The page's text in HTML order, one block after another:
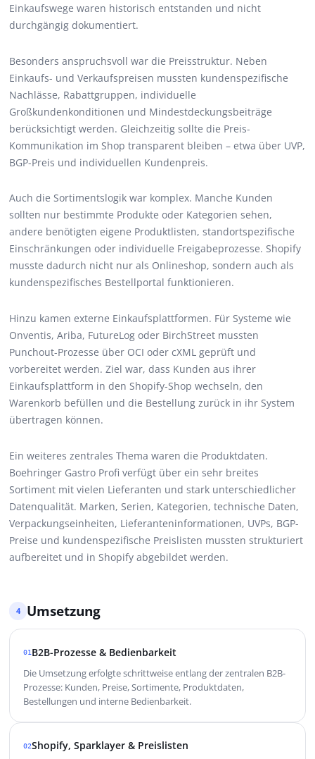
Einkaufswege waren historisch entstanden und nicht
durchgängig dokumentiert.
Besonders anspruchsvoll war die Preisstruktur. Neben
Einkaufs- und Verkaufspreisen mussten kundenspezifische
Nachlässe, Rabattgruppen, individuelle
Großkundenkonditionen und Mindestdeckungsbeiträge
berücksichtigt werden. Gleichzeitig sollte die Preis-
Kommunikation im Shop transparent bleiben – etwa über UVP,
BGP-Preis und individuellen Kundenpreis.
Auch die Sortimentslogik war komplex. Manche Kunden
sollten nur bestimmte Produkte oder Kategorien sehen,
andere benötigten eigene Produktlisten, standortspezifische
Einschränkungen oder individuelle Freigabeprozesse. Shopify
musste dadurch nicht nur als Onlineshop, sondern auch als
kundenspezifisches Bestellportal funktionieren.
Hinzu kamen externe Einkaufsplattformen. Für Systeme wie
Onventis, Ariba, FutureLog oder BirchStreet mussten
Punchout-Prozesse über OCI oder cXML geprüft und
vorbereitet werden. Ziel war, dass Kunden aus ihrer
Einkaufsplattform in den Shopify-Shop wechseln, den
Warenkorb befüllen und die Bestellung zurück in ihr System
übertragen können.
Ein weiteres zentrales Thema waren die Produktdaten.
Boehringer Gastro Profi verfügt über ein sehr breites
Sortiment mit vielen Lieferanten und stark unterschiedlicher
Datenqualität. Marken, Serien, Kategorien, technische Daten,
Verpackungseinheiten, Lieferanteninformationen, UVPs, BGP-
Preise und kundenspezifische Preislisten mussten strukturiert
aufbereitet und in Shopify abgebildet werden.
4 Umsetzung
01B2B-Prozesse & Bedienbarkeit
Die Umsetzung erfolgte schrittweise entlang der zentralen B2B-
Prozesse: Kunden, Preise, Sortimente, Produktdaten,
Bestellungen und interne Bedienbarkeit.
02Shopify, Sparklayer & Preislisten